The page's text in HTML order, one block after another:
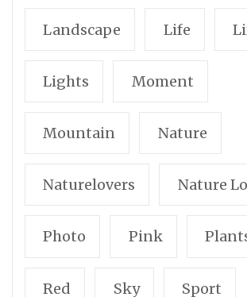
Landscape Life
Lights Moment
Mountain Nature
Naturelovers Nature
Photo Pink
Red Sky Sport